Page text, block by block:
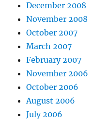
December 2008
November 2008
October 2007
March 2007
February 2007
November 2006
October 2006
August 2006
July 2006